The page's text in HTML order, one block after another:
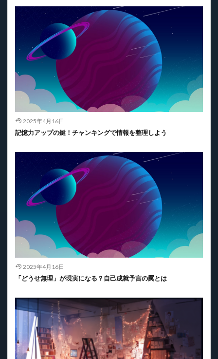
2025年4月16日
記憶力アップの鍵！チャンキングで情報を整理しよう
2025年4月16日
「どうせ無理」が現実になる？自己成就予言の罠とは